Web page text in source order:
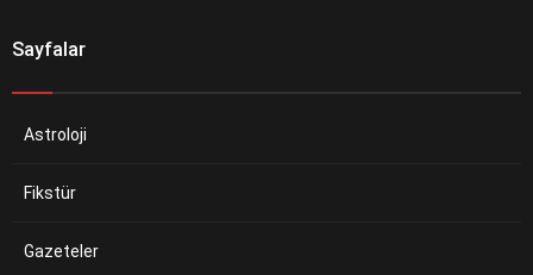
Sayfalar
Astroloji
Fikstür
Gazeteler